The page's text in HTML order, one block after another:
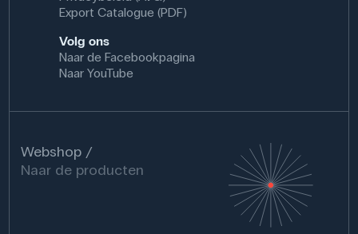
Export Catalogue (PDF)
Volg ons
Naar de Facebookpagina
Naar YouTube
Webshop
Naar de producten